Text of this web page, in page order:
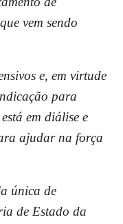
vem sendo
e, em virtude
para
em diálise e
ajudar na força
única de
de Estado da